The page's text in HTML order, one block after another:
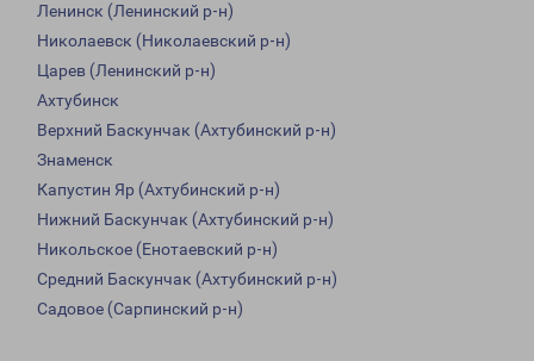
Ленинск (Ленинский р-н)
Николаевск (Николаевский р-н)
Царев (Ленинский р-н)
Ахтубинск
Верхний Баскунчак (Ахтубинский р-н)
Знаменск
Капустин Яр (Ахтубинский р-н)
Нижний Баскунчак (Ахтубинский р-н)
Никольское (Енотаевский р-н)
Средний Баскунчак (Ахтубинский р-н)
Садовое (Сарпинский р-н)